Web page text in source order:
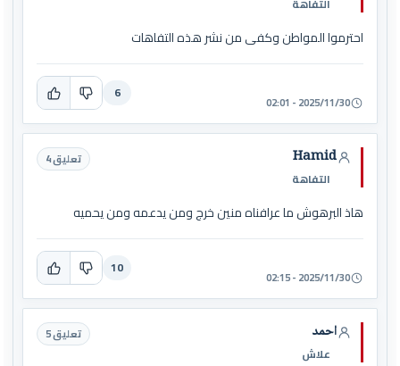
التفاهة
احترموا المواطن وكفى من نشر هذه التفاهات
2025/11/30 - 02:01
6
Hamid
التفاهة
تعليق 4
هاذ البرهوش ما عرافناه منين خرج ومن يدعمه ومن يحميه
2025/11/30 - 02:15
10
احمد
علاش
تعليق 5